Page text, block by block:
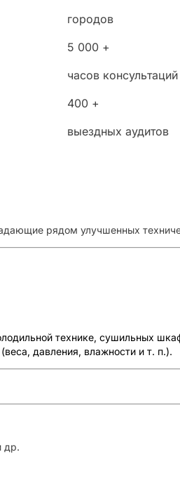
городов
5 000 +
часов консультаций
400 +
выездных аудитов
рядом улучшенных
технике, сушильных
давления, влажности и т. п.).
др.